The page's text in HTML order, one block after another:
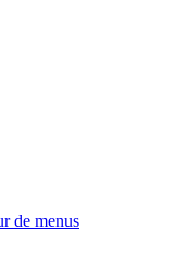
de menus